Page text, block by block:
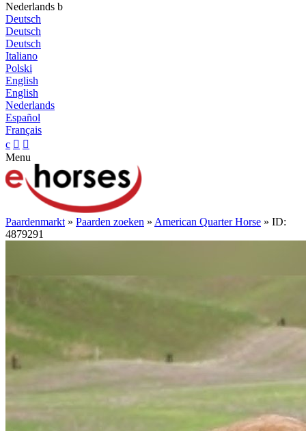
Nederlands b
Deutsch
Deutsch
Deutsch
Italiano
Polski
English
English
Nederlands
Español
Français
c  
Menu
Paardenmarkt » Paarden zoeken » American Quarter Horse » ID:
4879291